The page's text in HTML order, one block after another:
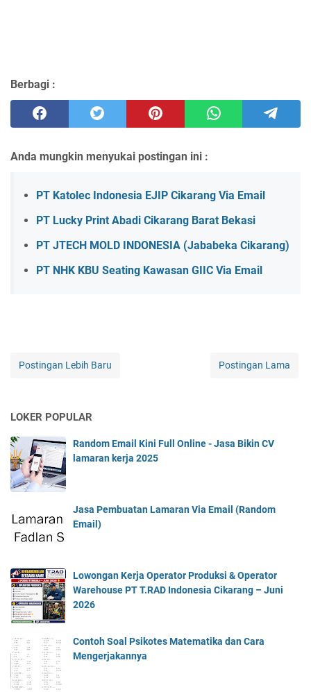
Berbagi :
Anda mungkin menyukai postingan ini :
PT Katolec Indonesia EJIP Cikarang Via Email
PT Lucky Print Abadi Cikarang Barat Bekasi
PT JTECH MOLD INDONESIA (Jababeka Cikarang)
PT NHK KBU Seating Kawasan GIIC Via Email
Postingan Lebih Baru Postingan Lama
LOKER POPULAR
Random Email Kini Full Online - Jasa Bikin CV
lamaran kerja 2025
Jasa Pembuatan Lamaran Via Email (Random
Email)
Lowongan Kerja Operator Produksi & Operator
Warehouse PT T.RAD Indonesia Cikarang – Juni
2026
Contoh Soal Psikotes Matematika dan Cara
Mengerjakannya